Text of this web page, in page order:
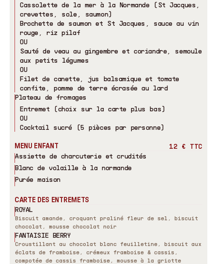
Cassolette de la mer à la Normande (St Jacques,
crevettes, sole, saumon)
Brochette de saumon et St Jacques, sauce au vin
rouge, riz pilaf
OU
Sauté de veau au gingembre et coriandre, semoule
aux petits légumes
OU
Filet de canette, jus balsamique et tomate
confite, pomme de terre écrasée au lard
Plateau de fromages
Entremet (choix sur la carte plus bas)
OU
Cocktail sucré (5 pièces par personne)
MENU ENFANT
12 € TTC
Assiette de charcuterie et crudités
Blanc de volaille à la normande
Purée maison
CARTE DES ENTREMETS
ROYAL
Biscuit amande, croquant praliné fleur de sel, biscuit
chocolat, mousse chocolat noir
FANTAISIE BERRY
Croustillant au chocolat blanc feuilletine, biscuit aux
éclats de framboise, crémeux framboise & cassis,
compotée de cassis framboise, mousse à la griotte